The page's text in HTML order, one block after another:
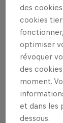
des
cookies
optimiser
révoquer
des
moment.
et dans les
dessous.